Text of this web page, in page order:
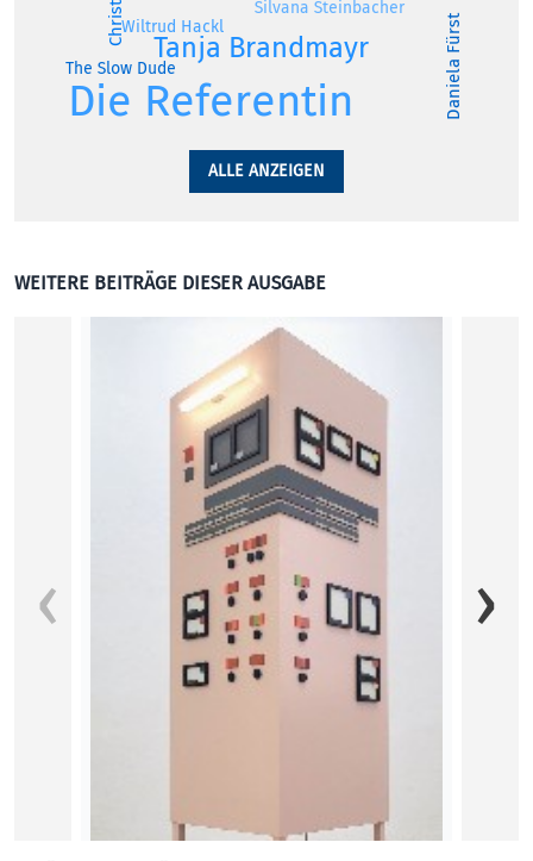
Die Referentin
Tanja Brandmayr Daniela Fürst
Silvana Steinbacher
The Slow Dude
Wiltrud Hackl
ALLE ANZEIGEN
WEITERE BEITRÄGE DIESER AUSGABE
Das
und